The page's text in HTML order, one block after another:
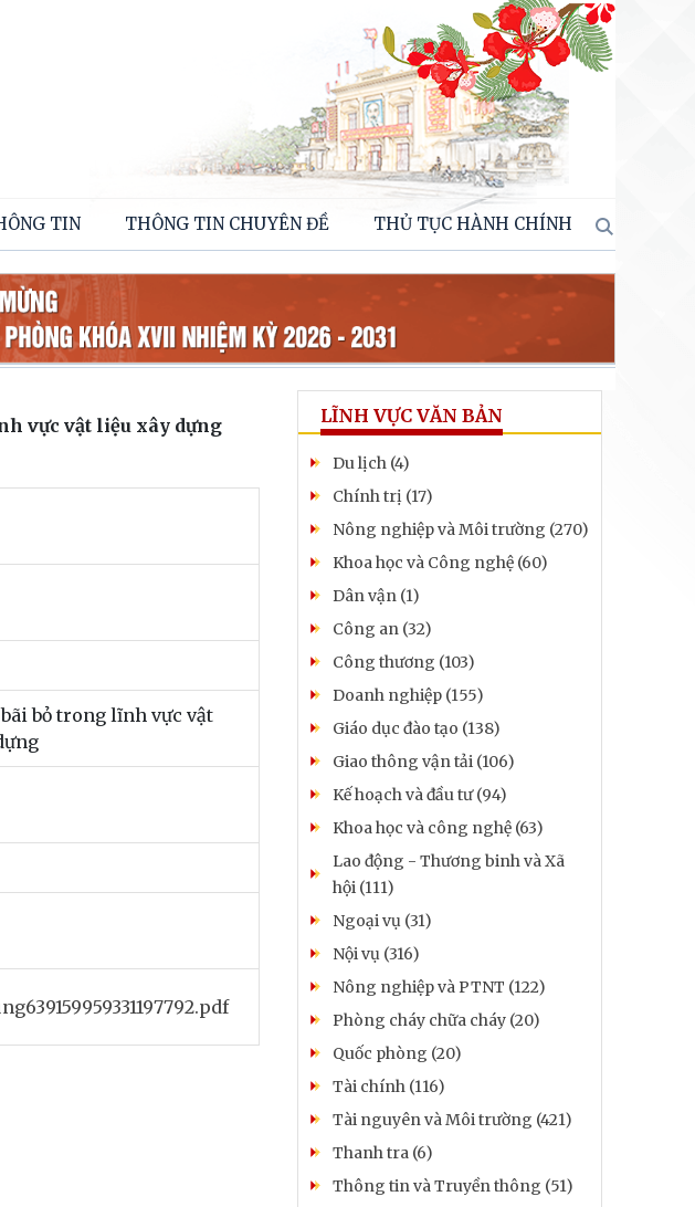
TIN THÔNG TIN CHUYÊN ĐỀ THỦ TỤC HÀNH CHÍNH
vực vật liệu xây dựng
bỏ trong lĩnh vực vật
LĨNH VỰC VĂN BẢN
Du lịch (4)
Chính trị (17)
Nông nghiệp và Môi trường (270)
Khoa học và Công nghệ (60)
Dân vận (1)
Công an (32)
Công thương (103)
Doanh nghiệp (155)
Giáo dục đào tạo (138)
Giao thông vận tải (106)
Kế hoạch và đầu tư (94)
Khoa học và công nghệ (63)
Lao động - Thương binh và Xã
hội (111)
Ngoại vụ (31)
Nội vụ (316)
Nông nghiệp và PTNT (122)
Phòng cháy chữa cháy (20)
Quốc phòng (20)
Tài chính (116)
Tài nguyên và Môi trường (421)
Thanh tra (6)
Thông tin và Truyền thông (51)